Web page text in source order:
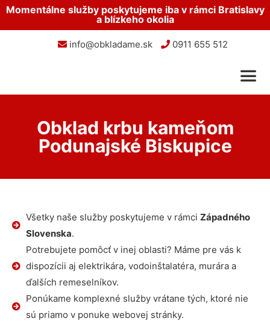
Momentálne služby poskytujeme iba v rámci Bratislavy
a blízkeho okolia
info@obkladame.sk 0911 655 512
Obklad krbu kameňom
Podunajské Biskupice
Všetky naše služby poskytujeme v rámci Západného
Slovenska.
Potrebujete pomôcť v inej oblasti? Máme pre vás k
dispozícii aj elektrikára, vodoinštalatéra, murára a
ďalších remeselníkov.
Ponúkame komplexné služby vrátane tých, ktoré nie
sú priamo v ponuke webovej stránky.